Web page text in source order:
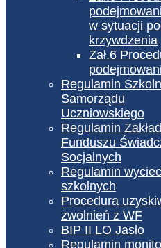
w sytuacji
krzywdzenia
Zał.6
Regulamin
Samorządu
Uczniowskiego
Regulamin
Funduszu
Socjalnych
Regulamin
szkolnych
Procedura
zwolnień z WF
BIP II LO Jasło
Regulamin